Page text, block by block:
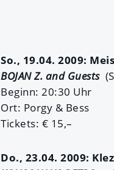
So., 19.04. 2009:
BOJAN Z. and Guests
Beginn: 20:30 Uhr
Ort: Porgy & Bess
Tickets: € 15,–
Do., 23.04. 2009: